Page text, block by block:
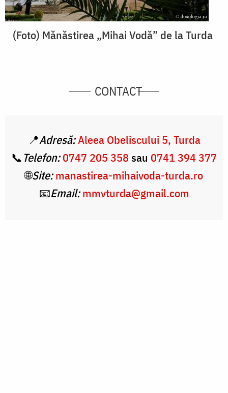
(Foto) Mănăstirea „Mihai Vodă” de la Turda
CONTACT
📍Adresă:Aleea Obeliscului 5, Turda
📞 Telefon: 0747 205 358 sau 0741 394 377
🌐Site: manastirea-mihaivoda-turda.ro
📧Email: mmvturda@gmail.com